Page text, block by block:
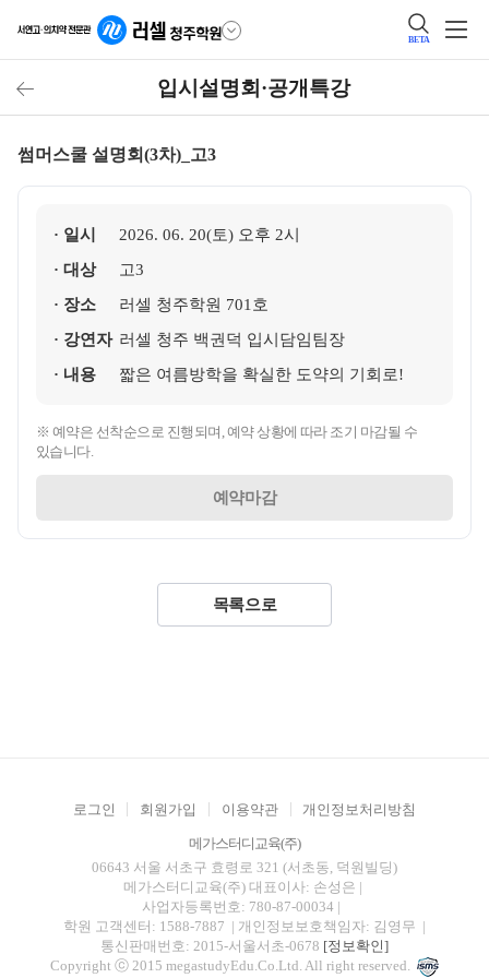
BETA
입시설명회·공개특강
썸머스쿨 설명회(3차)_고3
· 일시
2026. 06. 20(토) 오후 2시
· 대상
고3
· 장소
러셀 청주학원 701호
· 강연자 러셀 청주 백권덕 입시담임팀장
· 내용
짧은 여름방학을 확실한 도약의 기회로!
※ 예약은 선착순으로 진행되며, 예약 상황에 따라 조기 마감될 수
있습니다.
예약마감
목록으로
로그인 회원가입 이용약관 개인정보처리방침
메가스터디교육(주)
06643 서울 서초구 효령로 321 (서초동, 덕원빌딩)
메가스터디교육(주) 대표이사: 손성은 |
사업자등록번호: 780-87-00034 |
학원 고객센터: 1588-7887 | 개인정보보호책임자: 김영무 |
통신판매번호: 2015-서울서초-0678 [정보확인]
Copyright ⓒ 2015 megastudyEdu.Co.Ltd. All right reserved.